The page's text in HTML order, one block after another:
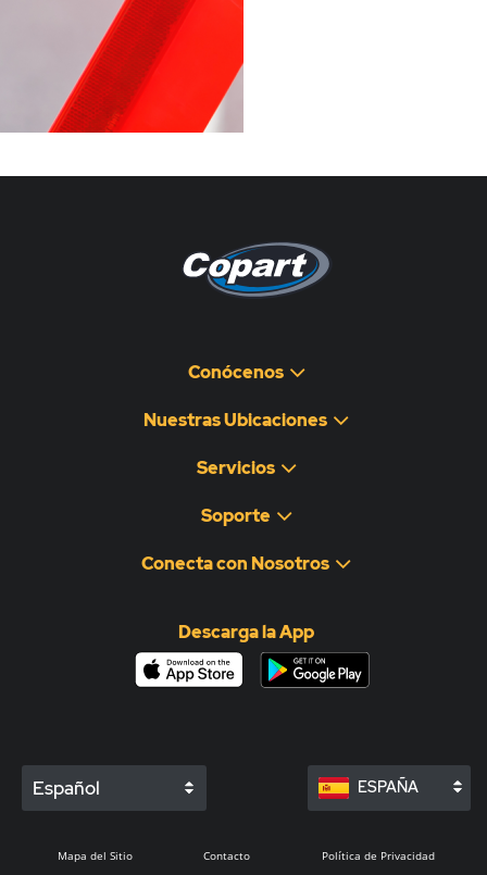
Conócenos
Nuestras Ubicaciones
Servicios
Soporte
Conecta con Nosotros
Descarga la App
Español ESPAÑA
Mapa del Sitio Contacto Política de Privacidad